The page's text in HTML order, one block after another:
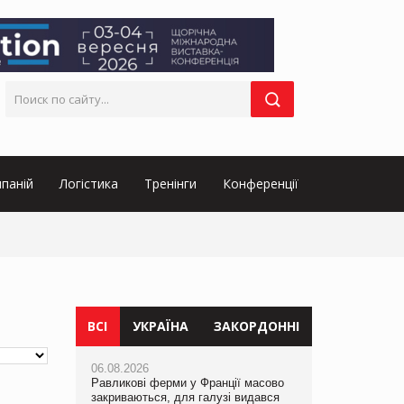
Логістика Тренінги Конференції
ВСІ УКРАЇНА ЗАКОРДОННІ
06.08.2026
Равликові ферми у Франції масово
закриваються, для галузі видався
05.08.2026
Мережа супермаркетів VARUS купує
мережу магазинів формату
06.08.2026
Равликові ферми у Франції масово
закриваються, для галузі видався